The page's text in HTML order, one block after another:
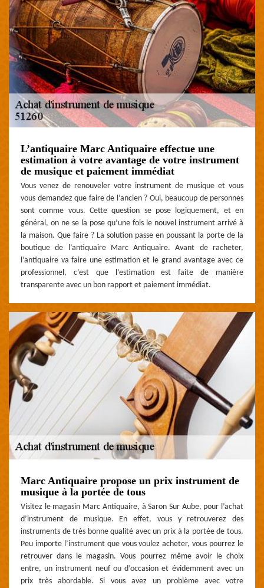
L’antiquaire Marc Antiquaire effectue une
estimation à votre avantage de votre instrument
de musique et paiement immédiat
Vous venez de renouveler votre instrument de musique et vous
vous demandez que faire de l’ancien ? Oui, beaucoup de personnes
sont comme vous. Cette question se pose logiquement, et en
général, on ne se la pose qu’une fois le nouvel instrument arrivé à
la maison. Que faire ? La solution passe en poussant la porte de la
boutique de l’antiquaire Marc Antiquaire. Avant de racheter,
l’antiquaire va faire une estimation et le grand avantage avec ce
professionnel, c’est que l’estimation est faite de manière
transparente avec un bon rapport et paiement immédiat.
Marc Antiquaire propose un prix instrument de
musique à la portée de tous
Visitez le magasin Marc Antiquaire, à Saron Sur Aube, pour l’achat
d’instrument de musique. En effet, vous y retrouverez des
instruments de très bonne qualité avec un prix à la portée de tous.
Peu importe l’instrument que vous voulez acheter, vous pourrez le
retrouver dans le magasin. Vous pourrez même avoir le choix
entre, un instrument neuf ou d’occasion et évidemment avec un
prix très abordable. Si vous avez un problème avec votre